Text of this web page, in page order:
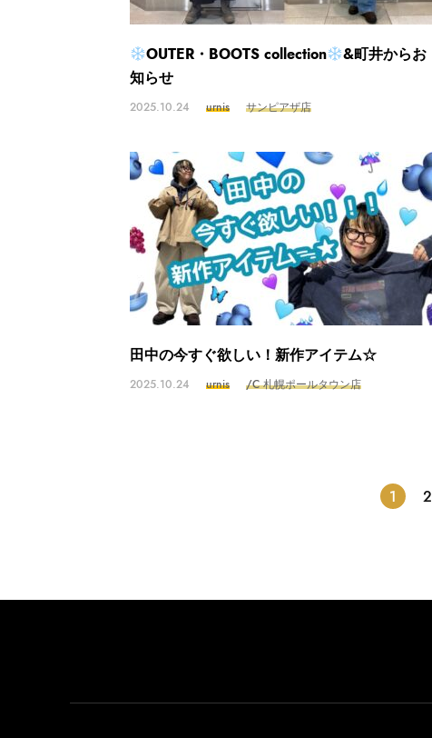
OUTER・BOOTS collection
&町井からお
知らせ
2025.10.24 urnis サンピアザ店
田中の今すぐ欲しい！新作アイテム☆
2025.10.24 urnis /C 札幌ポールタウン店
1 2